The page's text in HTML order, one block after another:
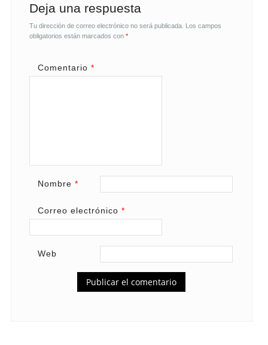
Deja una respuesta
Tu dirección de correo electrónico no será publicada. Los campos
obligatorios están marcados con *
Comentario *
Nombre *
Correo electrónico *
Web